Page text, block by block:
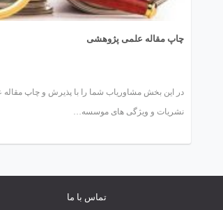
چاپ مقاله علمی پژوهشی
در این بخش مشاوریاب شما را با پذیرش و چاپ
نشریات و ویژگی های موسسه…
تماس با ما